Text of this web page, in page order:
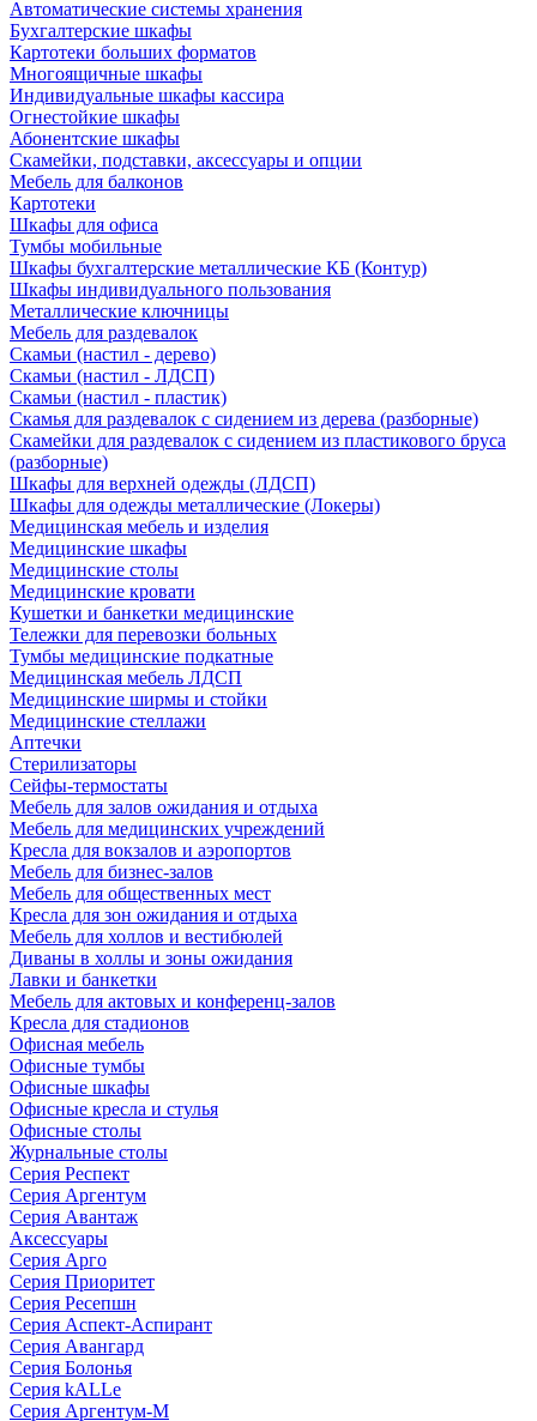
Автоматические системы хранения
Бухгалтерские шкафы
Картотеки больших форматов
Многоящичные шкафы
Индивидуальные шкафы кассира
Огнестойкие шкафы
Абонентские шкафы
Скамейки, подставки, аксессуары и опции
Мебель для балконов
Картотеки
Шкафы для офиса
Тумбы мобильные
Шкафы бухгалтерские металлические КБ (Контур)
Шкафы индивидуального пользования
Металлические ключницы
Мебель для раздевалок
Скамьи (настил - дерево)
Скамьи (настил - ЛДСП)
Скамьи (настил - пластик)
Скамья для раздевалок с сидением из дерева (разборные)
Скамейки для раздевалок с сидением из пластикового бруса
(разборные)
Шкафы для верхней одежды (ЛДСП)
Шкафы для одежды металлические (Локеры)
Медицинская мебель и изделия
Медицинские шкафы
Медицинские столы
Медицинские кровати
Кушетки и банкетки медицинские
Тележки для перевозки больных
Тумбы медицинские подкатные
Медицинская мебель ЛДСП
Медицинские ширмы и стойки
Медицинские стеллажи
Аптечки
Стерилизаторы
Сейфы-термостаты
Мебель для залов ожидания и отдыха
Мебель для медицинских учреждений
Кресла для вокзалов и аэропортов
Мебель для бизнес-залов
Мебель для общественных мест
Кресла для зон ожидания и отдыха
Мебель для холлов и вестибюлей
Диваны в холлы и зоны ожидания
Лавки и банкетки
Мебель для актовых и конференц-залов
Кресла для стадионов
Офисная мебель
Офисные тумбы
Офисные шкафы
Офисные кресла и стулья
Офисные столы
Журнальные столы
Серия Респект
Серия Аргентум
Серия Авантаж
Аксессуары
Серия Арго
Серия Приоритет
Серия Ресепшн
Серия Аспект-Аспирант
Серия Авангард
Серия Болонья
Серия kALLe
Серия Аргентум-М